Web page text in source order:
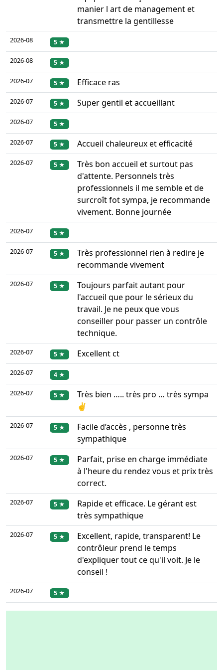
manier l art de management et
transmettre la gentillesse
2026-08 5 ★
2026-08 5 ★
2026-07 5 ★ Efficace ras
2026-07 5 ★ Super gentil et accueillant
2026-07 5 ★
2026-07 5 ★ Accueil chaleureux et efficacité
2026-07 5 ★
Très bon accueil et surtout pas
d'attente. Personnels très
professionnels il me semble et de
surcroît fot sympa, je recommande
vivement. Bonne journée
2026-07 5 ★
2026-07 5 ★
Très professionnel rien à redire je
recommande vivement
2026-07 5 ★
Toujours parfait autant pour
l'accueil que pour le sérieux du
travail. Je ne peux que vous
conseiller pour passer un contrôle
technique.
2026-07 5 ★ Excellent ct
2026-07 4 ★
2026-07 5 ★
Très bien ….. très pro … très sympa
✌️
2026-07 5 ★
Facile d’accès , personne très
sympathique
2026-07 5 ★
Parfait, prise en charge immédiate
à l'heure du rendez vous et prix très
correct.
2026-07 5 ★
Rapide et efficace. Le gérant est
très sympathique
2026-07 5 ★
Excellent, rapide, transparent! Le
contrôleur prend le temps
d'expliquer tout ce qu'il voit. Je le
conseil !
2026-07 5 ★